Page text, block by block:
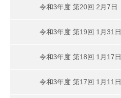
令和3年度 第20回 2月7日
令和3年度 第19回 1月31日
令和3年度 第18回 1月17日
令和3年度 第17回 1月11日